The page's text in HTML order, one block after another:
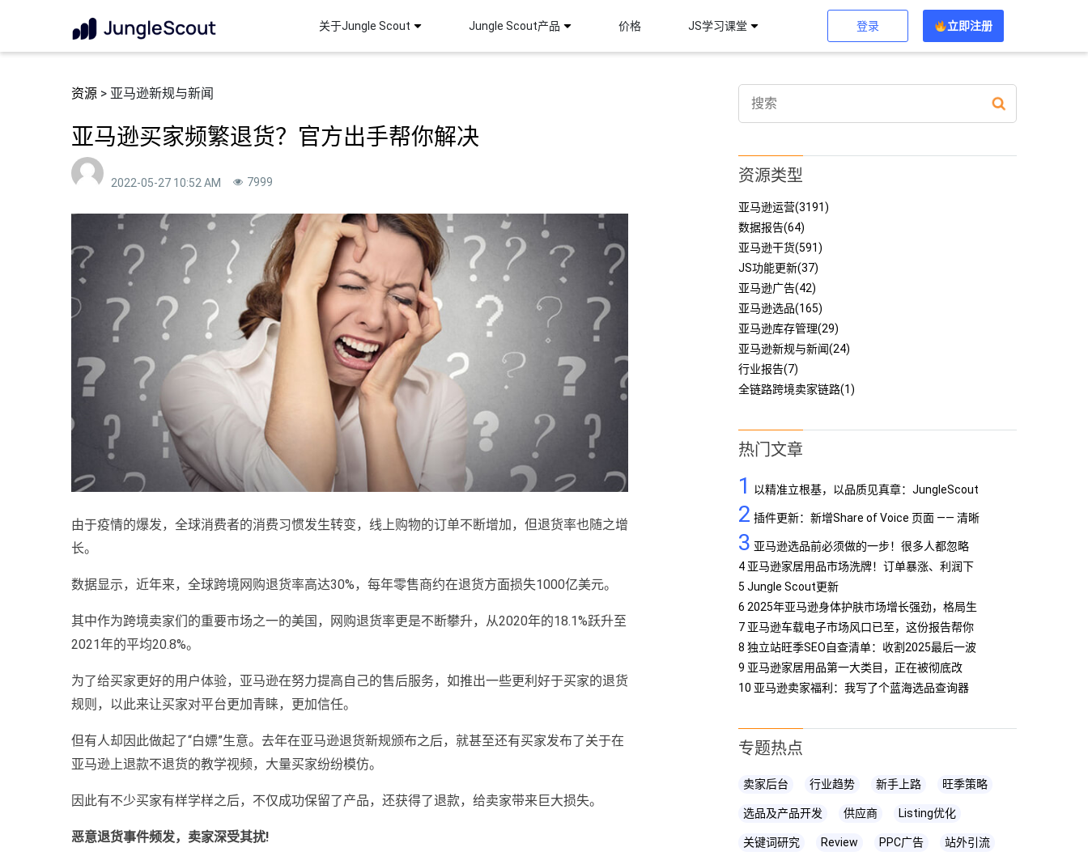
关于Jungle Scout Jungle Scout产品 价格 JS学习课堂 登录 立即注册
资源 > 亚马逊新规与新闻
亚马逊买家频繁退货？官方出手帮你解决
2022-05-27 10:52 AM 7999
由于疫情的爆发，全球消费者的消费习惯发生转变，线上购物的订单不断增加，但退货率也随之增
长。
数据显示，近年来，全球跨境网购退货率高达30%，每年零售商约在退货方面损失1000亿美元。
其中作为跨境卖家们的重要市场之一的美国，网购退货率更是不断攀升，从2020年的18.1%跃升至
2021年的平均20.8%。
为了给买家更好的用户体验，亚马逊在努力提高自己的售后服务，如推出一些更利好于买家的退货
规则，以此来让买家对平台更加青睐，更加信任。
但有人却因此做起了“白嫖”生意。去年在亚马逊退货新规颁布之后，就甚至还有买家发布了关于在
亚马逊上退款不退货的教学视频，大量买家纷纷模仿。
因此有不少买家有样学样之后，不仅成功保留了产品，还获得了退款，给卖家带来巨大损失。
恶意退货事件频发，卖家深受其扰!
资源类型
亚马逊运营(3191)
数据报告(64)
亚马逊干货(591)
JS功能更新(37)
亚马逊广告(42)
亚马逊选品(165)
亚马逊库存管理(29)
亚马逊新规与新闻(24)
行业报告(7)
全链路跨境卖家链路(1)
热门文章
1
以精准立根基，以品质见真章：JungleScout
定义亚马逊工具专业标杆
2 插件更新：新增Share of Voice 页面 —— 清晰
呈现品牌竞争格局
3 亚马逊选品前必须做的一步！很多人都忽略
了…
4 亚马逊家居用品市场洗牌！订单暴涨、利润下
5 Jungle Scout更新
6 2025年亚马逊身体护肤市场增长强劲，格局生
7 亚马逊车载电子市场风口已至，这份报告帮你
抢占先机
8 独立站旺季SEO自查清单：收割2025最后一波
9 亚马逊家居用品第一大类目，正在被彻底改
10 亚马逊卖家福利：我写了个蓝海选品查询器
专题热点
卖家后台 行业趋势 新手上路 旺季策略
选品及产品开发 供应商 Listing优化
关键词研究 Review PPC广告 站外引流